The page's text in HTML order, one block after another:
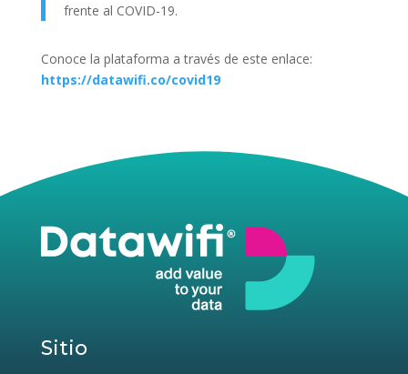
frente al COVID-19.
Conoce la plataforma a través de este enlace:
https://datawifi.co/covid19
Sitio